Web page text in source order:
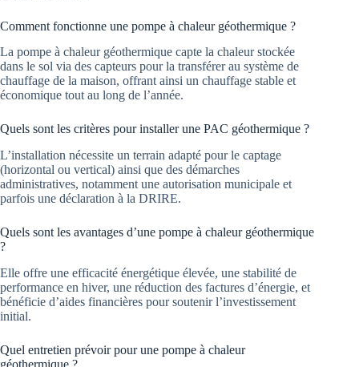
Comment fonctionne une pompe à chaleur géothermique ?
La pompe à chaleur géothermique capte la chaleur stockée
dans le sol via des capteurs pour la transférer au système de
chauffage de la maison, offrant ainsi un chauffage stable et
économique tout au long de l’année.
Quels sont les critères pour installer une PAC géothermique ?
L’installation nécessite un terrain adapté pour le captage
(horizontal ou vertical) ainsi que des démarches
administratives, notamment une autorisation municipale et
parfois une déclaration à la DRIRE.
Quels sont les avantages d’une pompe à chaleur géothermique
?
Elle offre une efficacité énergétique élevée, une stabilité de
performance en hiver, une réduction des factures d’énergie, et
bénéficie d’aides financières pour soutenir l’investissement
initial.
Quel entretien prévoir pour une pompe à chaleur
géothermique ?